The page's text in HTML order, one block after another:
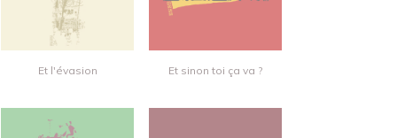
Et l'évasion Et sinon toi ça va ?